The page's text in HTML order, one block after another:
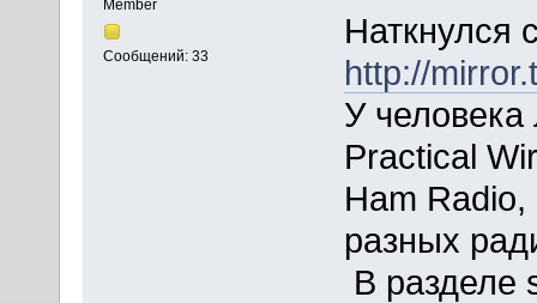
Member
Сообщений: 33
Наткнулся
http://
У
Practical
Ham
разных
В разделе